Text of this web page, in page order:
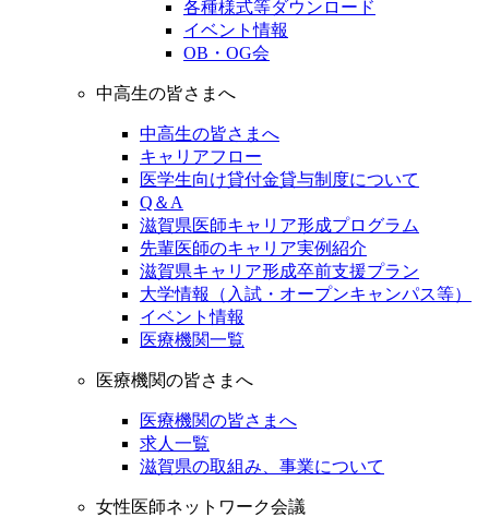
各種様式等ダウンロード
イベント情報
OB・OG会
中高生の皆さまへ
中高生の皆さまへ
キャリアフロー
医学生向け貸付金貸与制度について
Q＆A
滋賀県医師キャリア形成プログラム
先輩医師のキャリア実例紹介
滋賀県キャリア形成卒前支援プラン
大学情報（入試・オープンキャンパス等）
イベント情報
医療機関一覧
医療機関の皆さまへ
医療機関の皆さまへ
求人一覧
滋賀県の取組み、事業について
女性医師ネットワーク会議